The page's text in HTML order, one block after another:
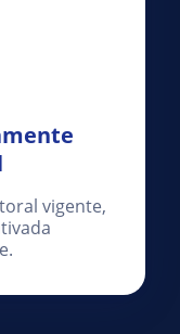
vigente,